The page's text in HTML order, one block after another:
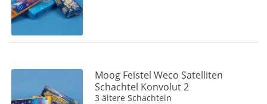
Moog Feistel Weco Satelliten
Schachtel Konvolut 2
3 ältere Schachteln